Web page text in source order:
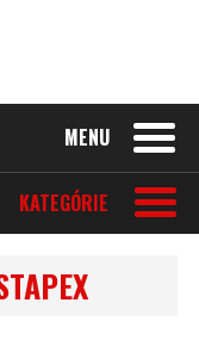
MENU
KATEGÓRIE